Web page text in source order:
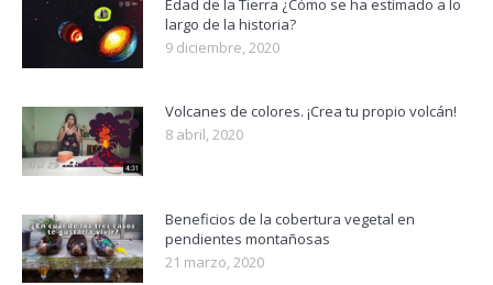
Edad de la Tierra ¿Cómo se ha estimado a lo
largo de la historia?
9 diciembre, 2020
Volcanes de colores. ¡Crea tu propio volcán!
8 abril, 2020
Beneficios de la cobertura vegetal en
pendientes montañosas
21 marzo, 2020